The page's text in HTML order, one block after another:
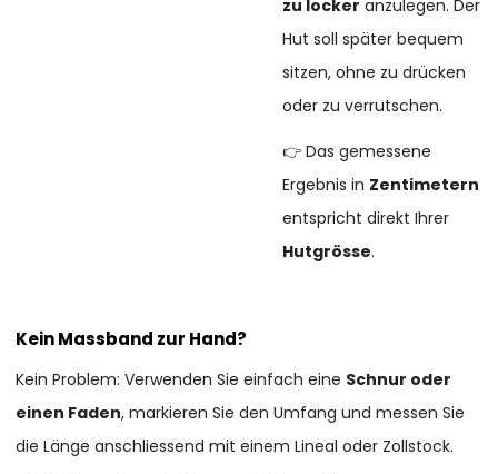
zu locker anzulegen. Der
Hut soll später bequem
sitzen, ohne zu drücken
oder zu verrutschen.
👉 Das gemessene
Ergebnis in Zentimetern
entspricht direkt Ihrer
Hutgrösse.
Kein Massband zur Hand?
Kein Problem: Verwenden Sie einfach eine Schnur oder
einen Faden, markieren Sie den Umfang und messen Sie
die Länge anschliessend mit einem Lineal oder Zollstock.